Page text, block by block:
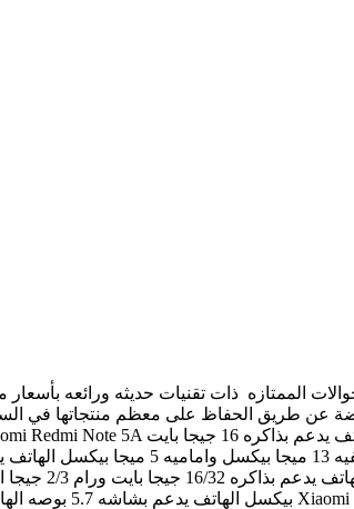
عن طريق الحفاظ على معظم منتجاتها في